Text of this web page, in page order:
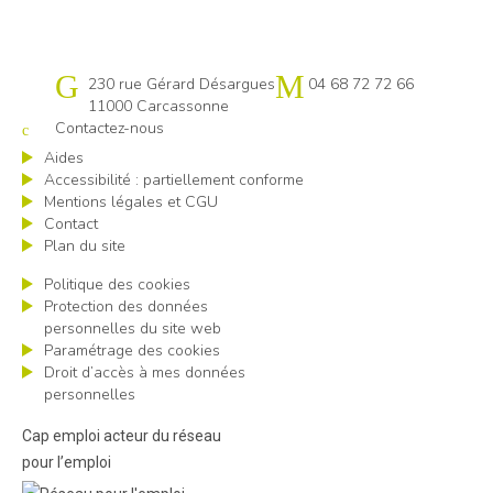
Cap emploi 11
230 rue Gérard Désargues
11000 Carcassonne
04 68 72 72 66
Contactez-nous
Aides
Accessibilité : partiellement conforme
Mentions légales et CGU
Contact
Plan du site
Politique des cookies
Protection des données
personnelles du site web
Paramétrage des cookies
Droit d’accès à mes données
personnelles
Cap emploi acteur du réseau
pour l’emploi